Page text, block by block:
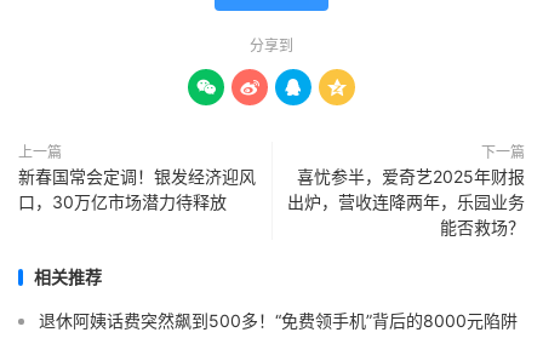
分享到
   
上一篇
新春国常会定调！银发经济迎风
口，30万亿市场潜力待释放
下一篇
喜忧参半，爱奇艺2025年财报
出炉，营收连降两年，乐园业务
能否救场？
相关推荐
退休阿姨话费突然飙到500多！“免费领手机”背后的8000元陷阱